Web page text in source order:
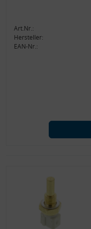
Art.Nr.:
Hersteller:
EAN-Nr.: